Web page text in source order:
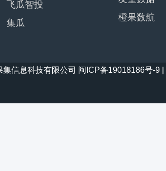
飞瓜智投
集瓜
橙果数航
信息科技有限公司 闽ICP备19018186号-9